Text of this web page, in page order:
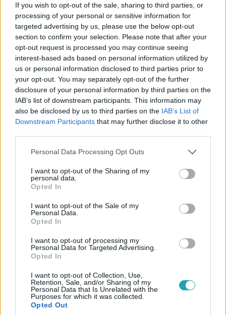
If you wish to opt-out of the sale, sharing to third parties, or
processing of your personal or sensitive information for
targeted advertising by us, please use the below opt-out
section to confirm your selection. Please note that after your
opt-out request is processed you may continue seeing
interest-based ads based on personal information utilized by
us or personal information disclosed to third parties prior to
your opt-out. You may separately opt-out of the further
disclosure of your personal information by third parties on the
IAB’s list of downstream participants. This information may
also be disclosed by us to third parties on the IAB’s List of
Downstream Participants that may further disclose it to other
Please note that this website/app uses one or more Google
not limited to your visit or usage behaviour. You may click to
grant or deny consent to Google and its third-party tags to
use your data for below specified purposes in below Google
consent section.
Personal Data Processing Opt Outs
I want to opt-out of the Sharing of my
personal data.
Opted In
I want to opt-out of the Sale of my
Personal Data.
Opted In
I want to opt-out of processing my
Personal Data for Targeted Advertising.
Opted In
I want to opt-out of Collection, Use,
Retention, Sale, and/or Sharing of my
Personal Data that Is Unrelated with the
Purposes for which it was collected.
Opted Out
Bulvár
2026. április 29. 16:30
Dobó Ági a gyereknevelés nehézségeiről:
„Magamon kívül ordítottam”
lelkileg is az egyik legmegterhelőbb volt számára, amióta
anya lett.